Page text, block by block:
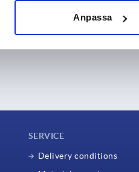
Anpassa
SERVICE
Delivery conditions